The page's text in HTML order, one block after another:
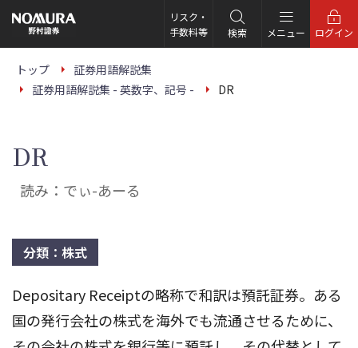
の
ー
リスク・
手数料等
検索 メニュー ログイン
トップ
証券用語解説集
証券用語解説集 - 英数字、記号 -
DR
DR
読み：でぃ-あーる
分類：株式
Depositary Receiptの略称で和訳は預託証券。ある
国の発行会社の株式を海外でも流通させるために、